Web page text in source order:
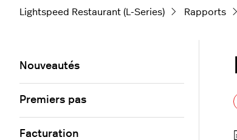
Lightspeed Restaurant (L-Series) Rapports
Nouveautés
Premiers pas
Facturation